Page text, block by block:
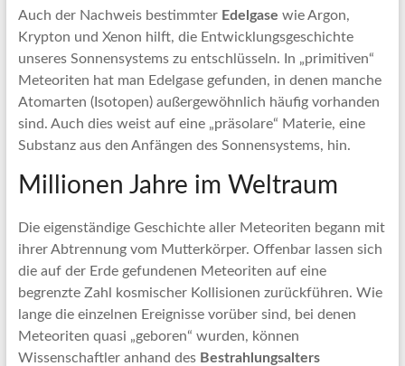
Auch der Nachweis bestimmter Edelgase wie Argon,
Krypton und Xenon hilft, die Entwicklungsgeschichte
unseres Sonnensystems zu entschlüsseln. In „primitiven“
Meteoriten hat man Edelgase gefunden, in denen manche
Atomarten (Isotopen) außergewöhnlich häufig vorhanden
sind. Auch dies weist auf eine „präsolare“ Materie, eine
Substanz aus den Anfängen des Sonnensystems, hin.
Millionen Jahre im Weltraum
Die eigenständige Geschichte aller Meteoriten begann mit
ihrer Abtrennung vom Mutterkörper. Offenbar lassen sich
die auf der Erde gefundenen Meteoriten auf eine
begrenzte Zahl kosmischer Kollisionen zurückführen. Wie
lange die einzelnen Ereignisse vorüber sind, bei denen
Meteoriten quasi „geboren“ wurden, können
Wissenschaftler anhand des Bestrahlungsalters